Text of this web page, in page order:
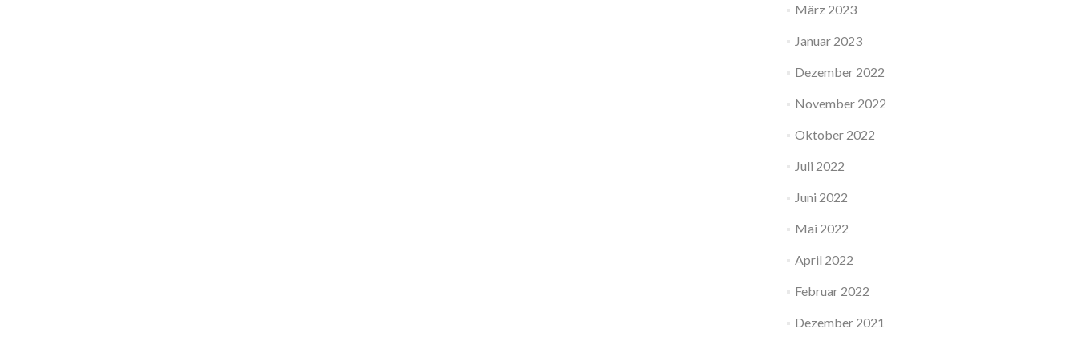
März 2023
Januar 2023
Dezember 2022
November 2022
Oktober 2022
Juli 2022
Juni 2022
Mai 2022
April 2022
Februar 2022
Dezember 2021